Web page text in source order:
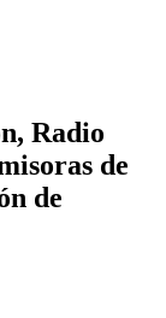
Radio
de
de